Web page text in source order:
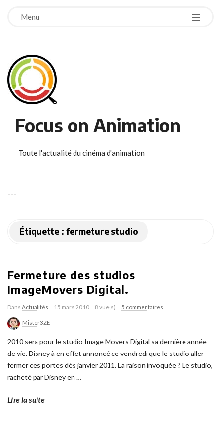
Menu
Focus on Animation
Toute l'actualité du cinéma d'animation
---
Étiquette : fermeture studio
Fermeture des studios
ImageMovers Digital.
Dans Actualités 15 mars 2010 8 vue(s) 5 commentaires
Mister3ZE
2010 sera pour le studio Image Movers Digital sa dernière année
de vie. Disney à en effet annoncé ce vendredi que le studio aller
fermer ces portes dès janvier 2011. La raison invoquée ? Le studio,
racheté par Disney en …
Lire la suite